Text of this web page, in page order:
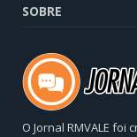
SOBRE
O Jornal RMVALE